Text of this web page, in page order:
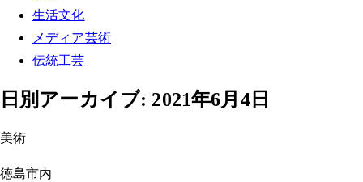
生活文化
メディア芸術
伝統工芸
日別アーカイブ: 2021年6月4日
美術
徳島市内